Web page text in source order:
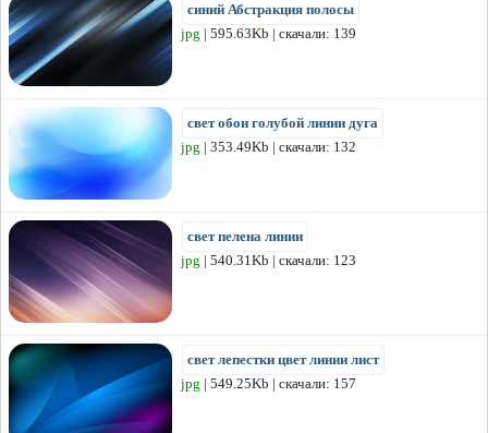
синий Абстракция полосы
jpg | 595.63Kb | скачали: 139
свет обои голубой линии дуга
jpg | 353.49Kb | скачали: 132
свет пелена линии
jpg | 540.31Kb | скачали: 123
свет лепестки цвет линии лист
jpg | 549.25Kb | скачали: 157